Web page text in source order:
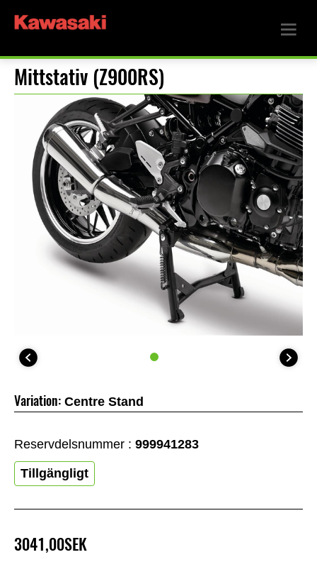
Mittstativ (Z900RS)
3041,00SEK
Variation: Centre Stand
Reservdelsnummer : 999941283
Tillgängligt